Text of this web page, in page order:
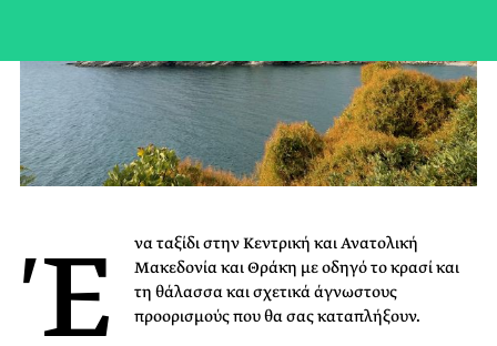
Έ
να ταξίδι στην Κεντρική και Ανατολική
Μακεδονία και Θράκη με οδηγό το κρασί και
τη θάλασσα και σχετικά άγνωστους
προορισμούς που θα σας καταπλήξουν.